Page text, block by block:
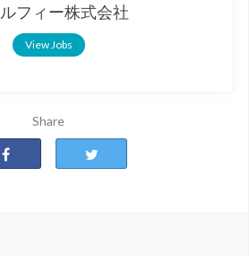
フィー株式会社
View Jobs
Share